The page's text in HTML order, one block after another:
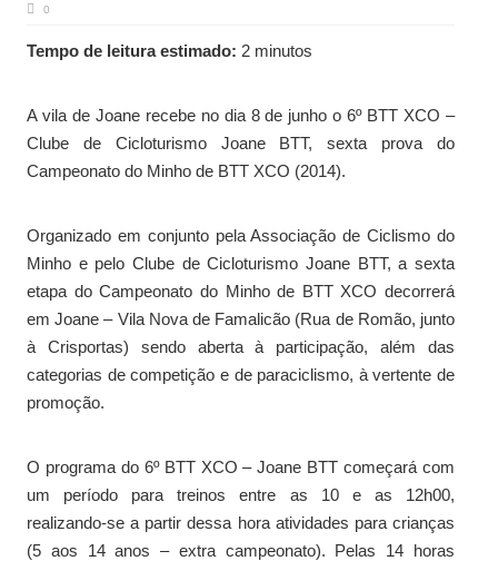
0
Tempo de leitura estimado: 2 minutos
A vila de Joane recebe no dia 8 de junho o 6º BTT XCO –
Clube de Cicloturismo Joane BTT, sexta prova do
Campeonato do Minho de BTT XCO (2014).
Organizado em conjunto pela Associação de Ciclismo do
Minho e pelo Clube de Cicloturismo Joane BTT, a sexta
etapa do Campeonato do Minho de BTT XCO decorrerá
em Joane – Vila Nova de Famalicão (Rua de Romão, junto
à Crisportas) sendo aberta à participação, além das
categorias de competição e de paraciclismo, à vertente de
promoção.
O programa do 6º BTT XCO – Joane BTT começará com
um período para treinos entre as 10 e as 12h00,
realizando-se a partir dessa hora atividades para crianças
(5 aos 14 anos – extra campeonato). Pelas 14 horas